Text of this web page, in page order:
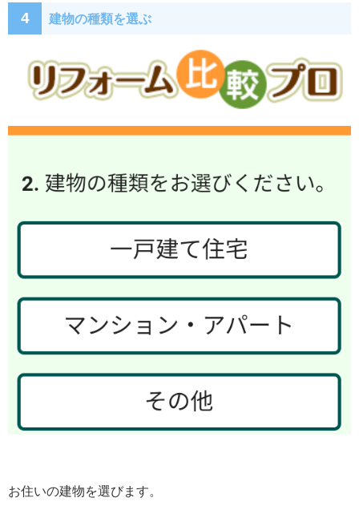
4 建物の種類を選ぶ
お住いの建物を選びます。